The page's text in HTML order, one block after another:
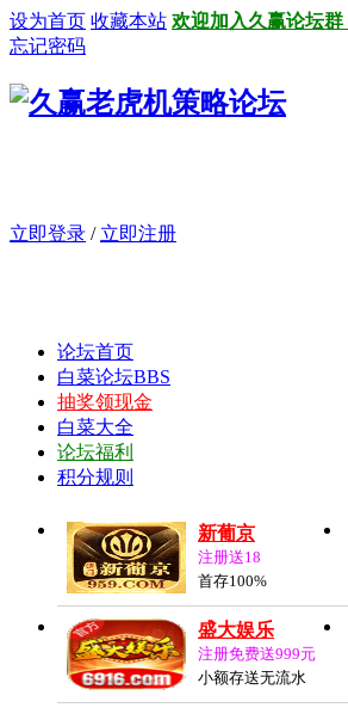
设为首页 收藏本站 欢迎加入久赢论坛群
忘记密码
立即登录 / 立即注册
论坛首页
白菜论坛BBS
抽奖领现金
白菜大全
论坛福利
积分规则
新葡京
注册送18
首存100%
盛大娱乐
注册免费送999元
小额存送无流水